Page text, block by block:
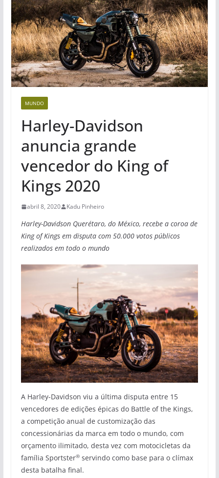
MUNDO
Harley-Davidson
anuncia grande
vencedor do King of
Kings 2020
abril 8, 2020 Kadu Pinheiro
Harley-Davidson Querétaro, do México, recebe a coroa de
King of Kings em disputa com 50.000 votos públicos
realizados em todo o mundo
A Harley-Davidson viu a última disputa entre 15
vencedores de edições épicas do Battle of the Kings,
a competição anual de customização das
concessionárias da marca em todo o mundo, com
orçamento ilimitado, desta vez com motocicletas da
família Sportster®servindo como base para o clímax
desta batalha final.